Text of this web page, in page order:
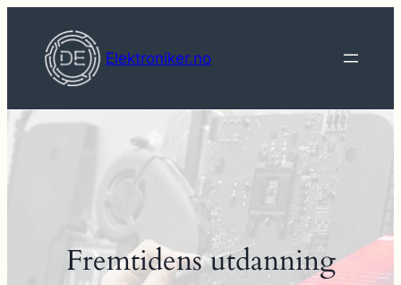
innhold
Elektroniker.no
Fremtidens utdanning